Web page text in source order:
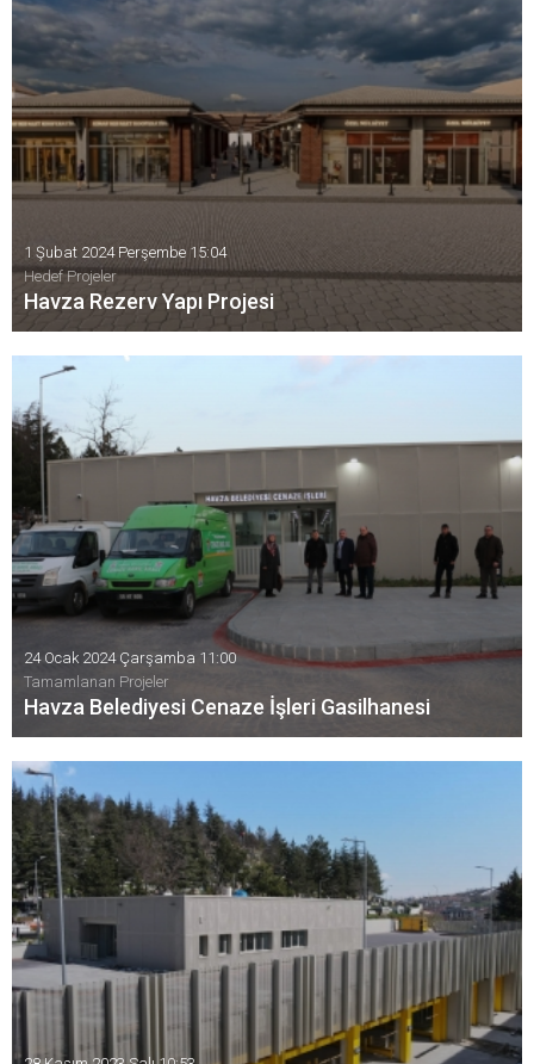
1 Şubat 2024 Perşembe 15:04
Hedef Projeler
Havza Rezerv Yapı Projesi
Havza’da sel ve taşkın riskine karşı Hacı Osman deresinin
üstünün yıkılarak açılması ile ıslah edilmesi çalışmaları
kapsamında hazırlanan ve 56 işyerinden oluşan Rezerv Yapı
projesi yapım sözleşmesi imzalandı.
24 Ocak 2024 Çarşamba 11:00
Tamamlanan Projeler
Havza Belediyesi Cenaze İşleri Gasilhanesi
Samsun Büyükşehir Belediyesi Çok Katlı Mekanik Otoparkı
üst katında inşası tamamlanan Havza Belediyesi Cenaze
İşleri Gasilhanesi hizmete girdi..